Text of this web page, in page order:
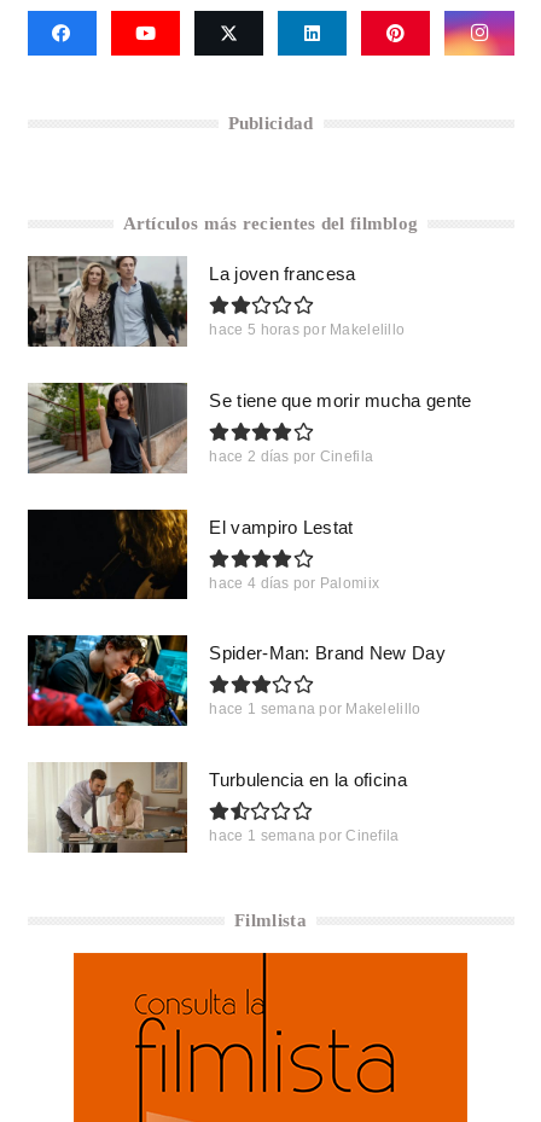
Publicidad
Artículos más recientes del filmblog
La joven francesa
hace 5 horas por Makelelillo
Se tiene que morir mucha gente
hace 2 días por Cinefila
El vampiro Lestat
hace 4 días por Palomiix
Spider-Man: Brand New Day
hace 1 semana por Makelelillo
Turbulencia en la oficina
hace 1 semana por Cinefila
Filmlista